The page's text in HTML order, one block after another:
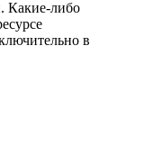
Какие-либо
в